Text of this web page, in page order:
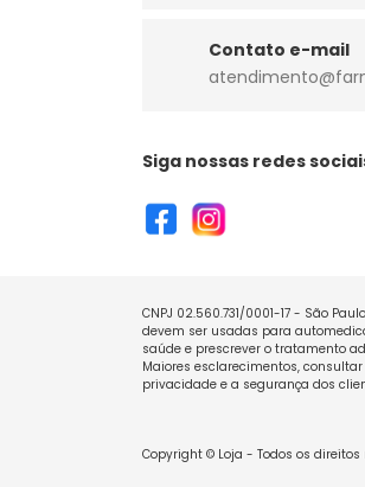
Contato e-mail
Siga nossas redes
CNPJ 02.560.731/0001-17 - São
devem ser usadas para
saúde e prescrever o tratamento
Maiores esclarecimentos, consultar
privacidade e a segurança dos
Copyright © Loja - Todos os direitos